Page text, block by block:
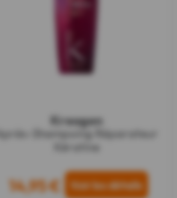
Kreogen
Après-Shampoing Réparateur
14,95 €